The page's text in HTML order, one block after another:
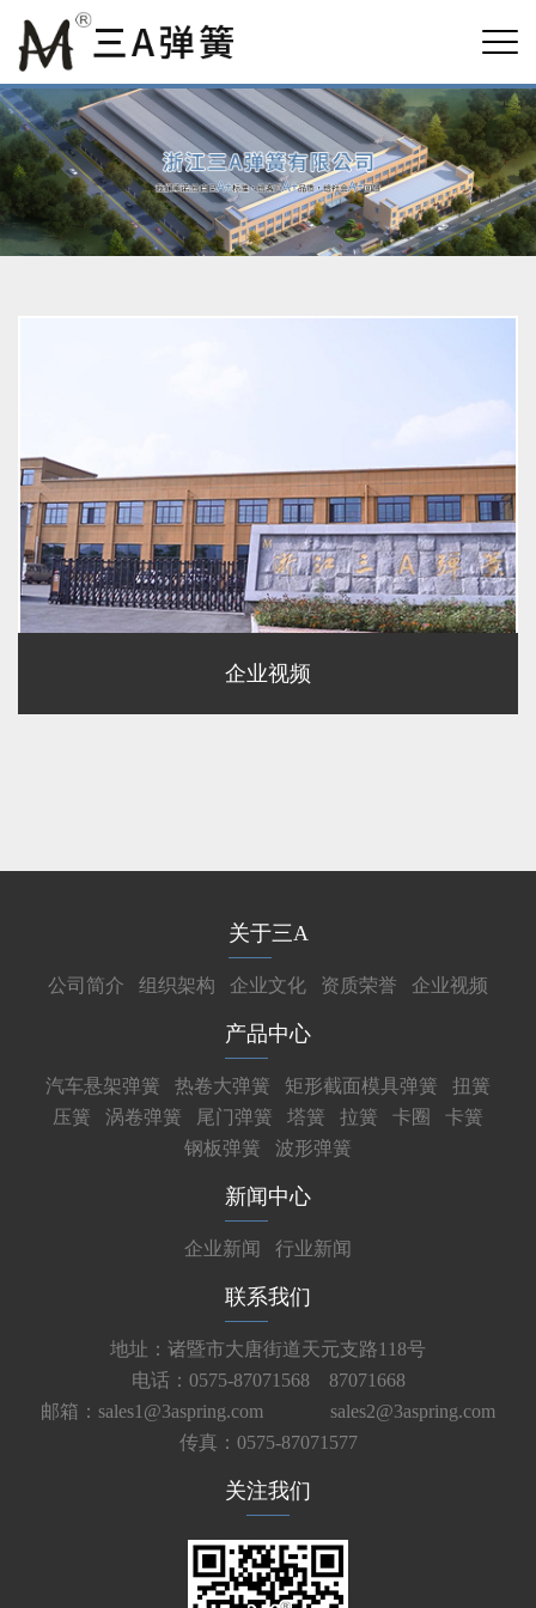
企业视频
关于三A
公司简介 组织架构 企业文化 资质荣誉 企业视频
产品中心
汽车悬架弹簧 热卷大弹簧 矩形截面模具弹簧
扭簧
压簧
涡卷弹簧 尾门弹簧 塔簧 拉簧 卡圈
卡簧
钢板弹簧
波形弹簧
新闻中心
企业新闻 行业新闻
联系我们
地址：诸暨市大唐街道天元支路118号
电话：0575-87071568 87071668
邮箱：sales1@3aspring.com
sales2@3aspring.com
传真：0575-87071577
关注我们